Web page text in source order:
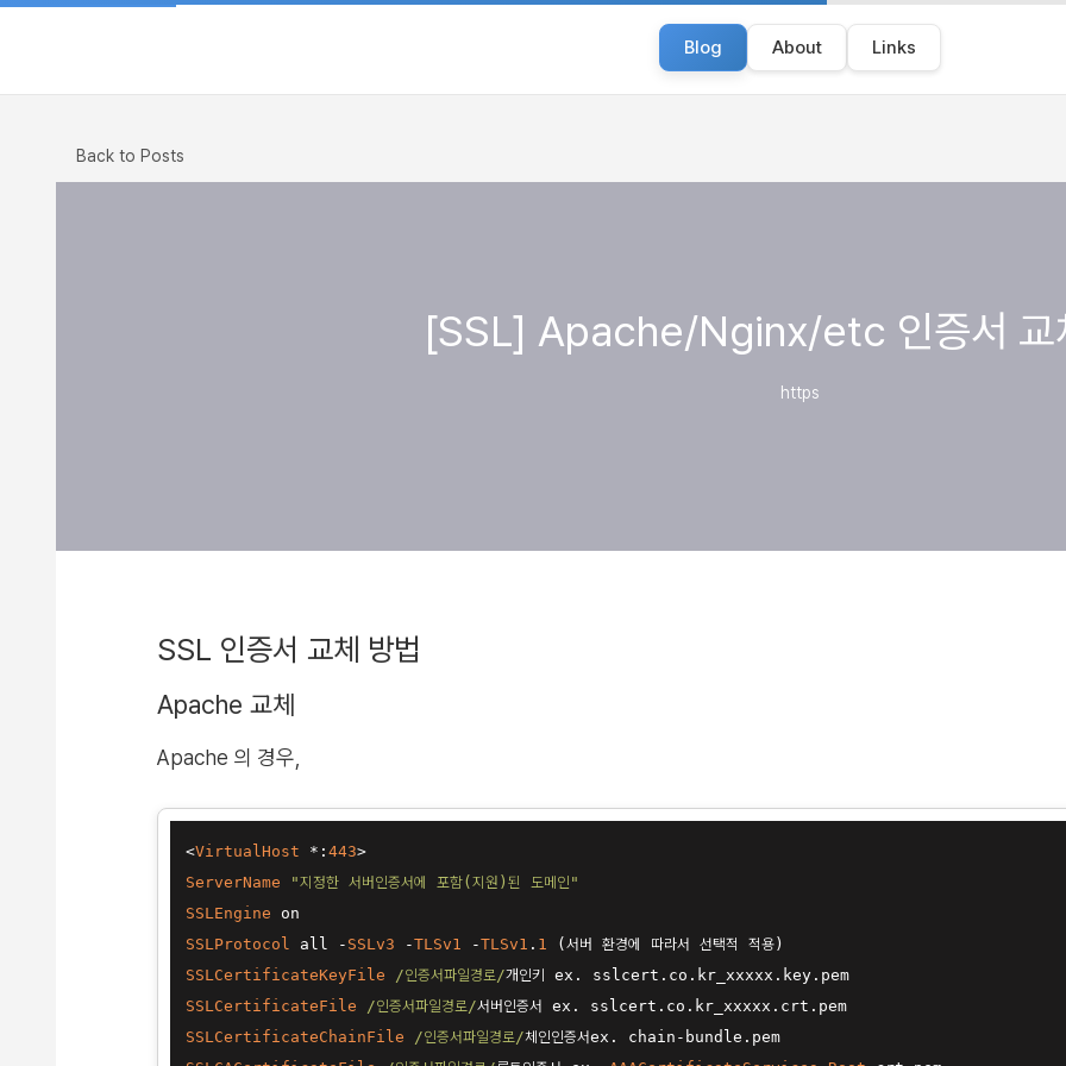
Blog About Links
Back to Posts
[SSL] Apache/Nginx/etc 인증서 교
https
SSL 인증서 교체 방법
Apache 교체
Apache 의 경우,
<VirtualHost * : 443>
ServerName
"지정한 서버인증서에 포함(지원)된 도메인"
SSLEngine
SSLProtocol
all - SSLv3 -TLSv1 -TLSv1 . 1
SSLCertificateKeyFile
/인증서파일경로/
개인키 ex. sslcert.co.kr_xxxxx.key.pem
SSLCertificateFile
/인증서파일경로/
서버인증서 ex. sslcert.co.kr_xxxxx.crt.pem
SSLCertificateChainFile
/인증서파일경로/체인인증서ex. chain -
bundle.pem